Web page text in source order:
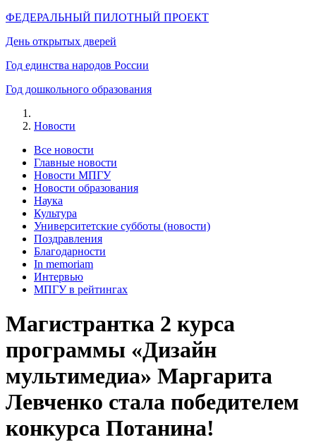
ФЕДЕРАЛЬНЫЙ ПИЛОТНЫЙ ПРОЕКТ
День открытых дверей
Год единства народов России
Год дошкольного образования
Новости
Все новости
Главные новости
Новости МПГУ
Новости образования
Наука
Культура
Университетские субботы (новости)
Поздравления
Благодарности
In memoriam
Интервью
МПГУ в рейтингах
Магистрантка 2 курса
программы «Дизайн
мультимедиа» Маргарита
Левченко стала победителем
конкурса Потанина!